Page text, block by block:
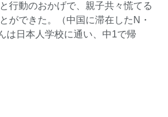
行動のおかげで、親子共々慌てる
ができた。（中国に滞在したN・
は日本人学校に通い、中1で帰